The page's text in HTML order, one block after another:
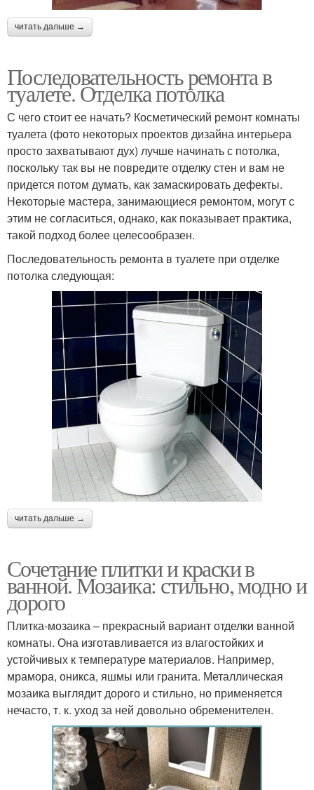
читать дальше →
Последовательность ремонта в
туалете. Отделка потолка
С чего стоит ее начать? Косметический ремонт комнаты
туалета (фото некоторых проектов дизайна интерьера
просто захватывают дух) лучше начинать с потолка,
поскольку так вы не повредите отделку стен и вам не
придется потом думать, как замаскировать дефекты.
Некоторые мастера, занимающиеся ремонтом, могут с
этим не согласиться, однако, как показывает практика,
такой подход более целесообразен.
Последовательность ремонта в туалете при отделке
потолка следующая:
читать дальше →
Сочетание плитки и краски в
ванной. Мозаика: стильно, модно и
дорого
Плитка-мозаика – прекрасный вариант отделки ванной
комнаты. Она изготавливается из влагостойких и
устойчивых к температуре материалов. Например,
мрамора, оникса, яшмы или гранита. Металлическая
мозаика выглядит дорого и стильно, но применяется
нечасто, т. к. уход за ней довольно обременителен.